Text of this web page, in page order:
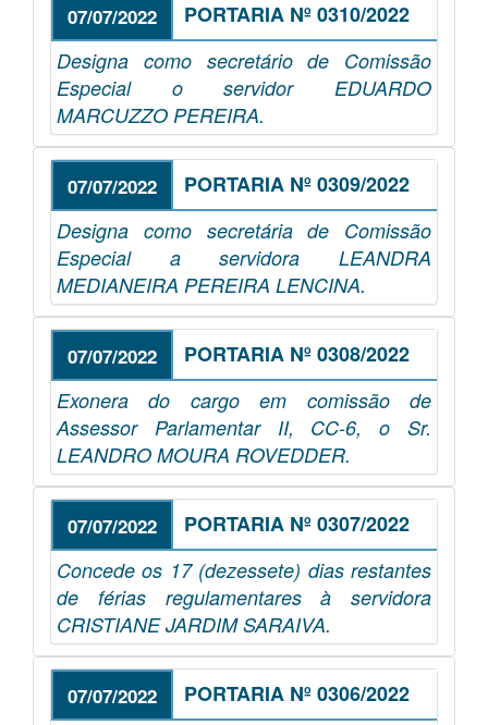
07/07/2022 PORTARIA Nº 0310/2022
Designa como secretário de Comissão
Especial o servidor EDUARDO
MARCUZZO PEREIRA.
07/07/2022 PORTARIA Nº 0309/2022
Designa como secretária de Comissão
Especial a servidora LEANDRA
MEDIANEIRA PEREIRA LENCINA.
07/07/2022 PORTARIA Nº 0308/2022
Exonera do cargo em comissão de
Assessor Parlamentar II, CC-6, o Sr.
LEANDRO MOURA ROVEDDER.
07/07/2022 PORTARIA Nº 0307/2022
Concede os 17 (dezessete) dias restantes
de férias regulamentares à servidora
CRISTIANE JARDIM SARAIVA.
07/07/2022 PORTARIA Nº 0306/2022